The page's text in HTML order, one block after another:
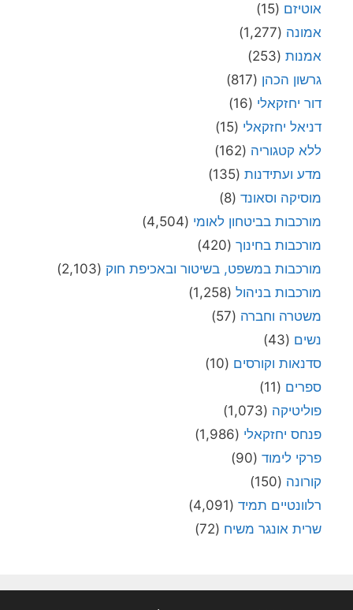
אוטיזם (15)
אמונה (1,277)
אמנות (253)
גרשון הכהן (817)
דור יחזקאלי (16)
דניאל יחזקאלי (15)
ללא קטגוריה (162)
מדע ועתידנות (135)
מוסיקה וסאונד (8)
מורכבות בביטחון לאומי (4,504)
מורכבות בחינוך (420)
מורכבות במשפט, בשיטור ובאכיפת חוק (2,103)
מורכבות בניהול (1,258)
משטרה וחברה (57)
נשים (43)
סדנאות וקורסים (10)
ספרים (11)
פוליטיקה (1,073)
פנחס יחזקאלי (1,986)
פרקי לימוד (90)
קורונה (150)
רלוונטיים תמיד (4,091)
שרית אונגר משיח (72)